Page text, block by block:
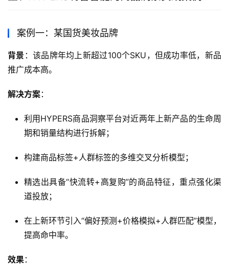
案例一：某国货美妆品牌
背景 ：该品牌年均上新超过100个SKU，但成功率低，新品
推广成本高。
解决方案：
利用HYPERS商品洞察平台对近两年上新产品的生命周
期和销量结构进行拆解；
构建商品标签+人群标签的多维交叉分析模型；
精选出具备“快流转+高复购”的商品特征，重点强化渠
道投放；
在上新环节引入“偏好预测+价格模拟+人群匹配”模型，
提高命中率。
效果：